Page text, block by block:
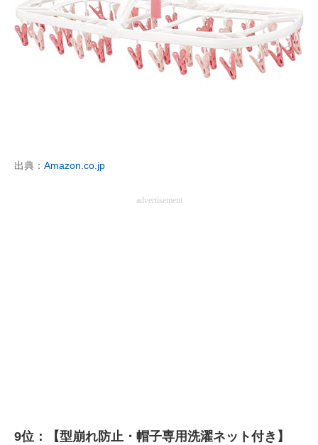
ITエンジニア向け専門サイト
企業向けIT製品の総合サイト
出典： Amazon.co.jp
advertisement
9位：【型崩れ防止・帽子専用洗濯ネット付き】